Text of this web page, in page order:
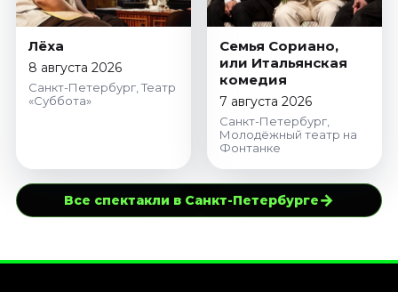
Лёха
8 августа 2026
Санкт-Петербург, Театр
«Суббота»
Семья Сориано,
или Итальянская
комедия
7 августа 2026
Санкт-Петербург,
Молодёжный театр на
Фонтанке
Все спектакли в Санкт-Петербурге→